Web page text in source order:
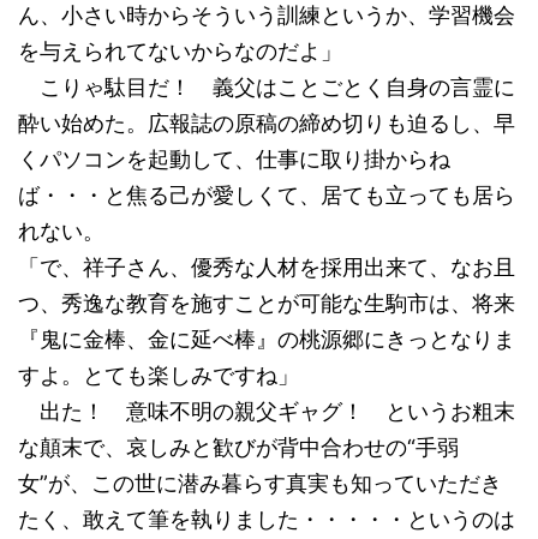
ん、小さい時からそういう訓練というか、学習機会
を与えられてないからなのだよ」
こりゃ駄目だ！ 義父はことごとく自身の言霊に
酔い始めた。広報誌の原稿の締め切りも迫るし、早
くパソコンを起動して、仕事に取り掛からね
ば・・・と焦る己が愛しくて、居ても立っても居ら
れない。
「で、祥子さん、優秀な人材を採用出来て、なお且
つ、秀逸な教育を施すことが可能な生駒市は、将来
『鬼に金棒、金に延べ棒』の桃源郷にきっとなりま
すよ。とても楽しみですね」
出た！ 意味不明の親父ギャグ！ というお粗末
な顛末で、哀しみと歓びが背中合わせの“手弱
女”が、この世に潜み暮らす真実も知っていただき
たく、敢えて筆を執りました・・・・・というのは